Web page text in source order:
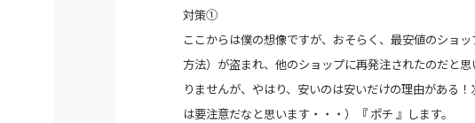
対策①
ここからは僕の想像ですが、おそらく、最安値のショ
方法）が盗まれ、他のショップに再発注されたのだと
りませんが、やはり、安いのは安いだけの理由がある！
は要注意だなと思います・・・）『 ポチ 』します。